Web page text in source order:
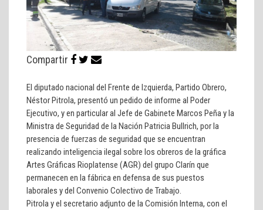
Compartir
El diputado nacional del Frente de Izquierda, Partido Obrero,
Néstor Pitrola, presentó un pedido de informe al Poder
Ejecutivo, y en particular al Jefe de Gabinete Marcos Peña y la
Ministra de Seguridad de la Nación Patricia Bullrich, por la
presencia de fuerzas de seguridad que se encuentran
realizando inteligencia ilegal sobre los obreros de la gráfica
Artes Gráficas Rioplatense (AGR) del grupo Clarín que
permanecen en la fábrica en defensa de sus puestos
laborales y del Convenio Colectivo de Trabajo.
Pitrola y el secretario adjunto de la Comisión Interna, con el